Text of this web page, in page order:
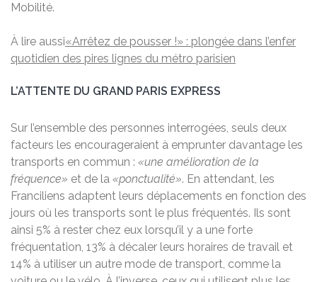
Mobilité.
À lire aussi«Arrêtez de pousser !» : plongée dans l’enfer
quotidien des pires lignes du métro parisien
L’ATTENTE DU GRAND PARIS EXPRESS
Sur l’ensemble des personnes interrogées, seuls deux
facteurs les encourageraient à emprunter davantage les
transports en commun : «une amélioration de la
fréquence» et de la «ponctualité». En attendant, les
Franciliens adaptent leurs déplacements en fonction des
jours où les transports sont le plus fréquentés. Ils sont
ainsi 5% à rester chez eux lorsqu’il y a une forte
fréquentation, 13% à décaler leurs horaires de travail et
14% à utiliser un autre mode de transport, comme la